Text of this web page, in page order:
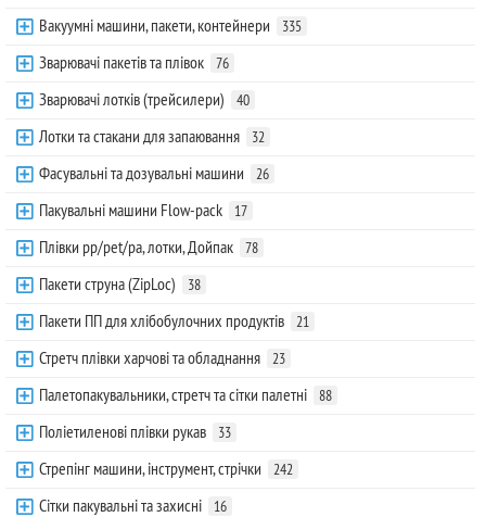
Вакуумні машини, пакети, контейнери 335
Зварювачі пакетів та плівок 76
Зварювачі лотків (трейсилери) 40
Лотки та стакани для запаювання 32
Фасувальні та дозувальні машини 26
Пакувальні машини Flow-pack 17
Плівки pp/pet/pa, лотки, Дойпак 78
Пакети струна (ZipLoc) 38
Пакети ПП для хлібобулочних продуктів 21
Стретч плівки харчові та обладнання 23
Палетопакувальники, стретч та сітки палетні 88
Поліетиленові плівки рукав 33
Стрепінг машини, інструмент, стрічки 242
Сітки пакувальні та захисні 16